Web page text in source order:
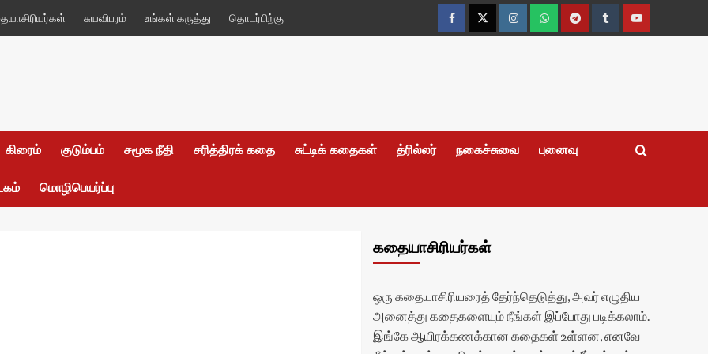
சுயவிபரம் உங்கள் கருத்து தொடர்பிற்கு
FacebookTwitterInstagramWhatsappTelegramTumblrYouTube
கிரைம் குடும்பம் சமூக நீதி சரித்திரக் கதை சுட்டிக் கதைகள் த்ரில்லர் நகைச்சுவை புனைவு
மொழிபெயர்ப்பு
கதையாசிரியர்கள்
ஒரு கதையாசிரியரைத் தேர்ந்தெடுத்து, அவர் எழுதிய
அனைத்து கதைகளையும் நீங்கள் இப்போது படிக்கலாம்.
இங்கே ஆயிரக்கணக்கான கதைகள் உள்ளன, எனவே